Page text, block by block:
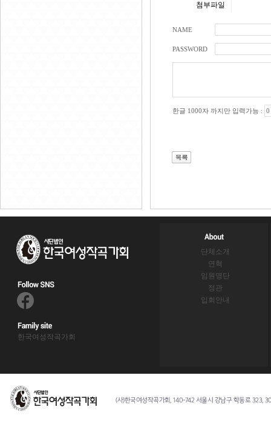
첨부파일
NAME
PASSWORD
한글 1000자 까지만 입력가능 :
한국여성작곡가회
단체소개
연혁
임원명단
정관
입회안내